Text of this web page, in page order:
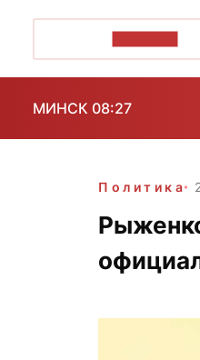
МИНСК 08:27
Политика